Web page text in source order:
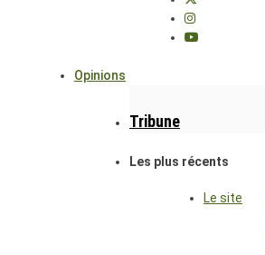
Opinions
Tribune
Les plus récents
Le site